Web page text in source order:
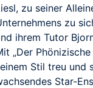
zu seiner
zu
ihrem Tutor
„Der
Stil treu und
Star-